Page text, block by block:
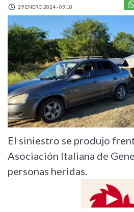
29 ENERO 2024 - 09:18
El siniestro se produjo
Asociación Italiana de
personas heridas.